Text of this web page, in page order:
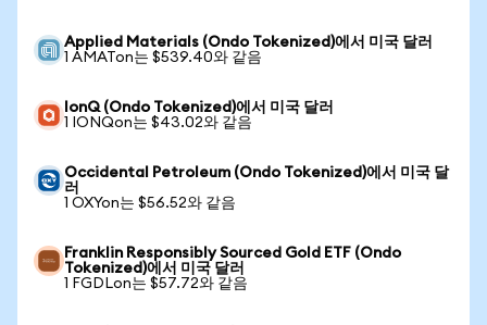
Applied Materials (Ondo Tokenized)에서 미국 달러
1 AMATon는 $539.40와 같음
IonQ (Ondo Tokenized)에서 미국 달러
1 IONQon는 $43.02와 같음
Occidental Petroleum (Ondo Tokenized)에서 미국 달
러
1 OXYon는 $56.52와 같음
Franklin Responsibly Sourced Gold ETF (Ondo
Tokenized)에서 미국 달러
1 FGDLon는 $57.72와 같음